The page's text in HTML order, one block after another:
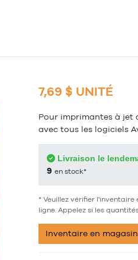
7,69 $ UNITÉ
Pour imprimantes à jet
avec tous les logiciels
Livraison le
9 en stock*
* Veuillez vérifier
ligne. Appelez si les
Inventaire en magasin